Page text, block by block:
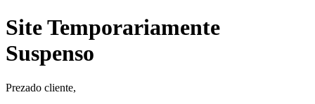
Site Temporariamente
Suspenso
Prezado cliente,